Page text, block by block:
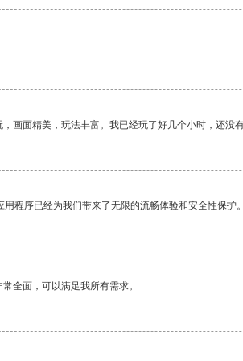
画面精美，玩法丰富。我已经玩了好几个小时，还没有
用程序已经为我们带来了无限的流畅体验和安全性保护。
全面，可以满足我所有需求。